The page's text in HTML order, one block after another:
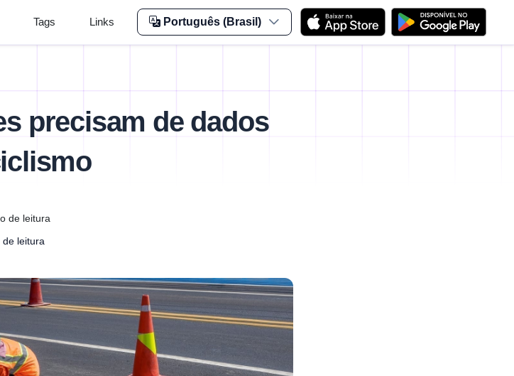
Tags Links Português (Brasil)
precisam de dados
de leitura
de leitura